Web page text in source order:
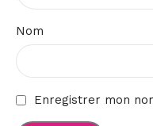
Nom
Enregistrer mon